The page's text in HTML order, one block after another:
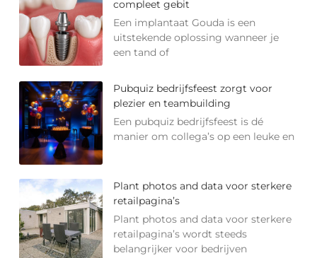
compleet gebit
Een implantaat Gouda is een
uitstekende oplossing wanneer je
een tand of
Pubquiz bedrijfsfeest zorgt voor
plezier en teambuilding
Een pubquiz bedrijfsfeest is dé
manier om collega’s op een leuke en
Plant photos and data voor sterkere
retailpagina’s
Plant photos and data voor sterkere
retailpagina’s wordt steeds
belangrijker voor bedrijven